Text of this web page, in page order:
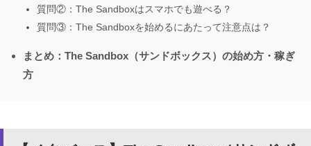
質問②：The Sandboxはスマホでも遊べる？
質問③：The Sandboxを始めるにあたって注意点は？
まとめ：The Sandbox（サンドボックス）の始め方・稼ぎ
方